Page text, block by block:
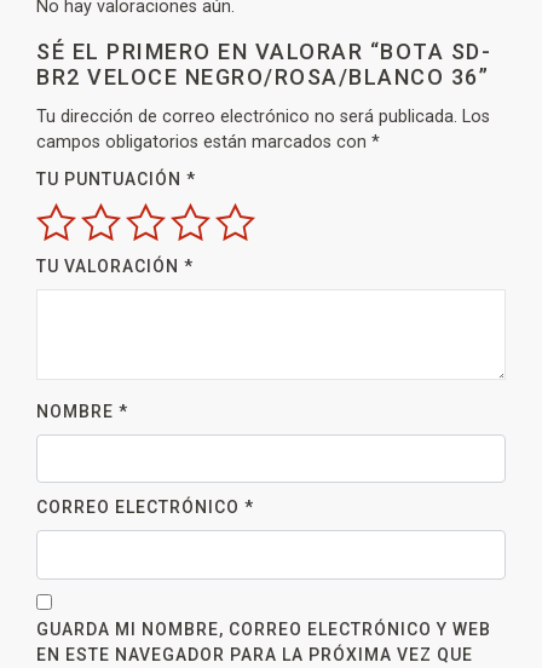
No hay valoraciones aún.
SÉ EL PRIMERO EN VALORAR “BOTA SD-
BR2 VELOCE NEGRO/ROSA/BLANCO 36”
Tu dirección de correo electrónico no será publicada. Los
campos obligatorios están marcados con *
TU PUNTUACIÓN *
TU VALORACIÓN *
NOMBRE *
CORREO ELECTRÓNICO *
GUARDA MI NOMBRE, CORREO ELECTRÓNICO Y WEB
EN ESTE NAVEGADOR PARA LA PRÓXIMA VEZ QUE